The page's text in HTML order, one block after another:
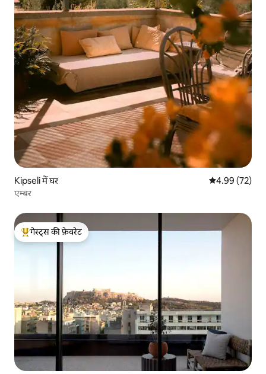
Kipseli में घर औसत रेटिंग 5 में
4.99 (72)
एम्बर
गेस्ट्स का टॉप फ़ेवरेट
गेस्ट्स की फ़ेवरेट